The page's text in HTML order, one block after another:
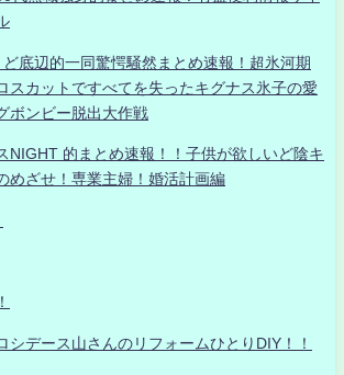
底辺的一同驚愕騒然まとめ速報！超氷河期
スカットですべてを失ったキグナス氷子の愛
ボンビー脱出大作戦
NIGHT 的まとめ速報！！子供が欲しいど陰キ
めざせ！専業主婦！婚活計画編
シデース山さんのリフォームひとりDIY！！